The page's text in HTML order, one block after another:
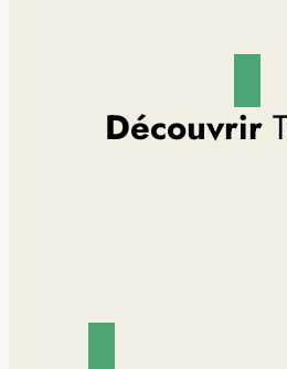
Découvrir